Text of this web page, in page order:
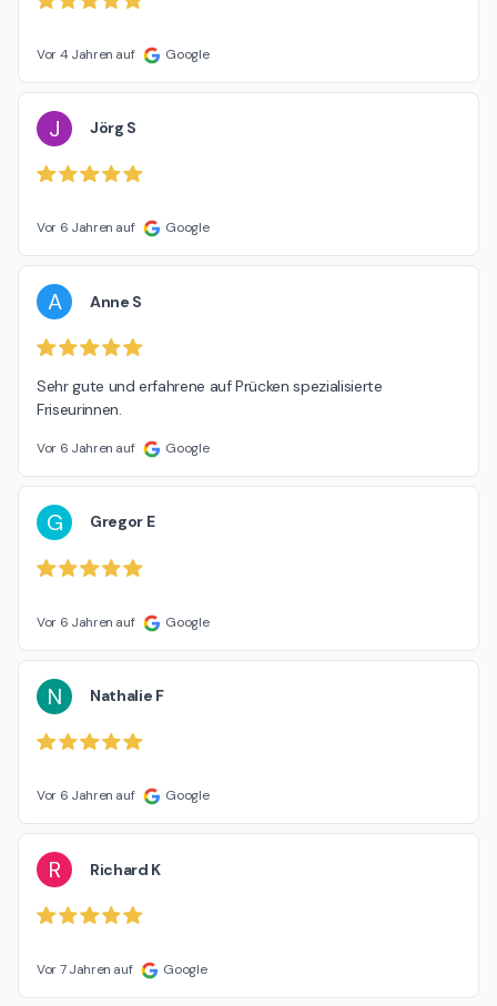
Vor 4 Jahren auf Google
J Jörg S
Vor 6 Jahren auf Google
A Anne S
Sehr gute und erfahrene auf Prücken spezialisierte
Friseurinnen.
Vor 6 Jahren auf Google
G Gregor E
Vor 6 Jahren auf Google
N Nathalie F
Vor 6 Jahren auf Google
R Richard K
Vor 7 Jahren auf Google